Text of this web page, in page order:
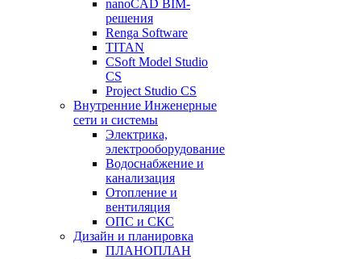
nanoCAD BIM-
решения
Renga Software
TITAN
CSoft Model Studio
CS
Project Studio CS
Внутренние Инженерные
сети и системы
Электрика,
электрооборудование
Водоснабжение и
канализация
Отопление и
вентиляция
ОПС и СКС
Дизайн и планировка
ПЛАНОПЛАН